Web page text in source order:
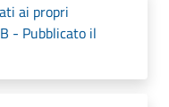
ai propri
- Pubblicato il